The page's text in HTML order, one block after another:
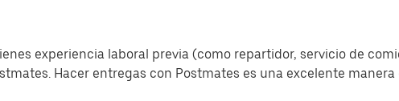
experiencia laboral previa (como repartidor, servicio de
Hacer entregas con Postmates es una excelente